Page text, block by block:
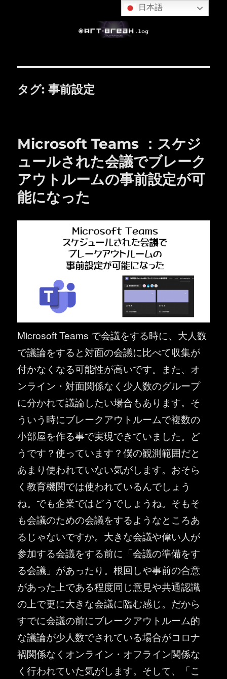
タグ:事前設定
Microsoft Teams ：スケジ
ュールされた会議でブレーク
アウトルームの事前設定が可
能になった
Microsoft Teams で会議をする時に、大人数
で議論をすると対面の会議に比べて収集が
付かなくなる可能性が高いです。また、オ
ンライン・対面関係なく少人数のグループ
に分かれて議論したい場合もあります。そ
ういう時にブレークアウトルームで複数の
小部屋を作る事で実現できていました。ど
うです？使っています？僕の観測範囲だと
あまり使われていない気がします。おそら
く教育機関では使われているんでしょう
ね。でも企業ではどうでしょうね。そもそ
も会議のための会議をするようなところあ
るじゃないですか。大きな会議や偉い人が
参加する会議をする前に「会議の準備をす
る会議」があったり。根回しや事前の合意
があった上である程度同じ意見や共通認識
の上で更に大きな会議に臨む感じ。だから
すでに会議の前にブレークアウトルーム的
な議論が少人数でされている場合がコロナ
禍関係なくオンライン・オフライン関係な
く行われていた気がします。そして、「こ
日本語